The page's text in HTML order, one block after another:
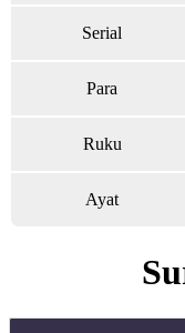
Serial
Para
Ruku
Ayat